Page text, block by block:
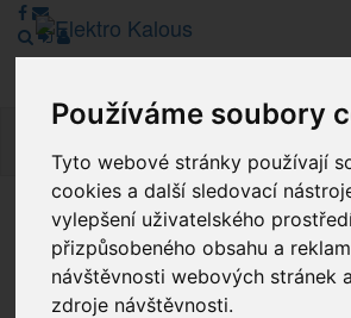
Používáme soubory
Tyto webové stránky používají
cookies a další sledovací
vylepšení uživatelského
přizpůsobeného obsahu a
návštěvnosti webových stránek
zdroje návštěvnosti.
Vážení zákazníci, v tuto chvíli je Náš
režimu Katalogu. Objednávky on-line
Děkujeme za pochopení.